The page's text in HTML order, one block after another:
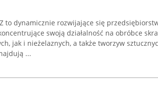
to dynamicznie rozwijające się
swoją działalność na obróbce
jak i nieżelaznych, a także tworzyw
...